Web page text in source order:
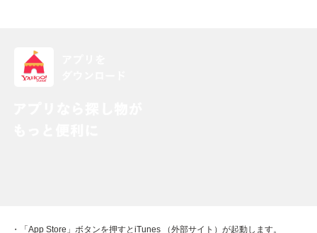
・「App Store」ボタンを押すとiTunes （外部サイト）が起動します。